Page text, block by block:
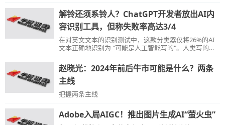
解铃还须系铃人？ChatGPT开发者放出AI内
容识别工具，但称失败率高达3/4
在对英文文本的识别测试中，这款分类器仅将26%的AI
文本正确地识别为 "可能是人工智能写的"。人类写的文
赵晓光：2024年前后牛市可能是什么？两条
主线
把握两条主线
Adobe入局AIGC！推出图片生成AI“萤火虫”